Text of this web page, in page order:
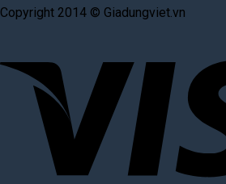
Copyright 2014 © Giadungviet.vn